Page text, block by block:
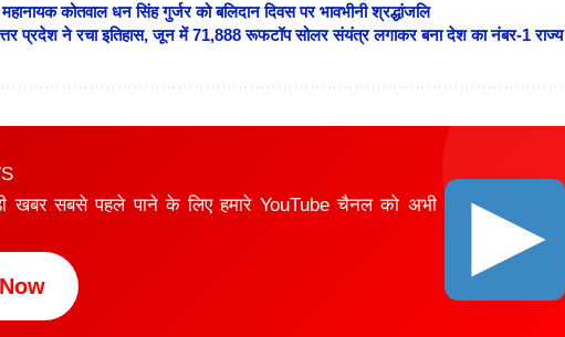
कोतवाल धन सिंह गुर्जर को बलिदान दिवस पर भावभीनी श्रद्धांजलि
प्रदेश ने रचा इतिहास, जून में 71,888 रूफटॉप सोलर संयंत्र लगाकर बना देश का नंबर-1 राज्य
खबर सबसे पहले पाने के लिए हमारे YouTube चैनल को अभी